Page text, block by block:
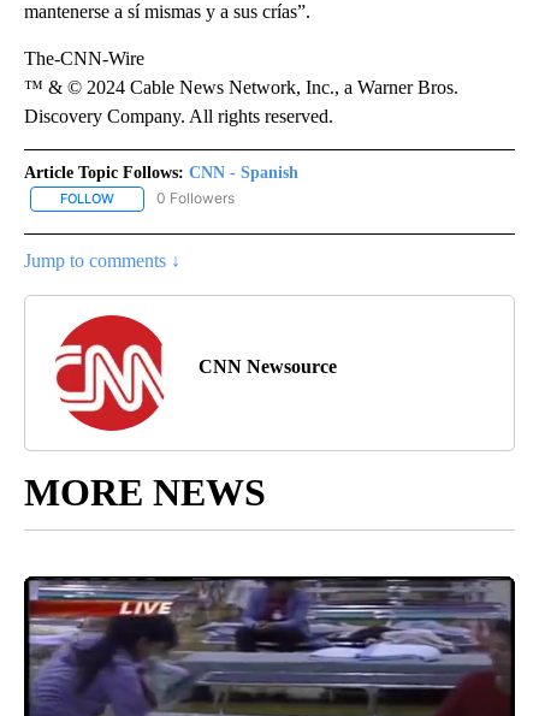
mantenerse a sí mismas y a sus crías”.
The-CNN-Wire
™ & © 2024 Cable News Network, Inc., a Warner Bros.
Discovery Company. All rights reserved.
Article Topic Follows: CNN - Spanish
FOLLOW FOLLOW "CNN - SPANISH" TO RECEIVE NOTIFICATIONS ABOUT
0 Followers
Jump to comments ↓
CNN Newsource
MORE NEWS